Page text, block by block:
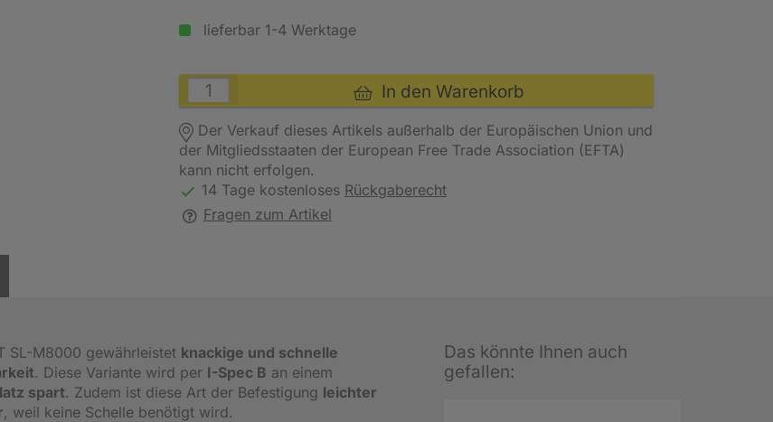
lieferbar 1-4 Werktage
In den Warenkorb
Der Verkauf dieses Artikels außerhalb der Europäischen Union und
der Mitgliedsstaaten der European Free Trade Association (EFTA)
kann nicht erfolgen.
14 Tage kostenloses Rückgaberecht
Fragen zum Artikel
SL-M8000 gewährleistet knackige und schnelle
. Diese Variante wird per I-Spec B an einem
spart. Zudem ist diese Art der Befestigung leichter
, weil keine Schelle benötigt wird.
Das könnte Ihnen auch
gefallen: